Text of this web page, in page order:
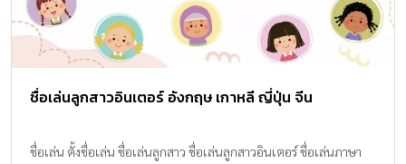
ชื่อเล่นลูกสาวอินเตอร์ อังกฤษ เกาหลี ญี่ปุ่น จีน
ชื่อเล่น ตั้งชื่อเล่น ชื่อเล่นลูกสาว ชื่อเล่นลูกสาวอินเตอร์ ชื่อเล่นภาษา